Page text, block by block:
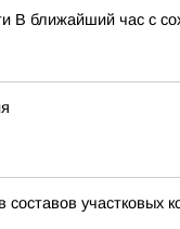
В ближайший час с
участковых